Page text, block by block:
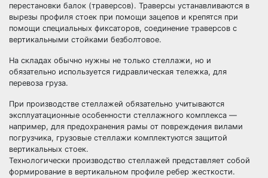
перестановки балок (траверсов). Траверсы устанавливаются в
вырезы профиля стоек при помощи зацепов и крепятся при
помощи специальных фиксаторов, соединение траверсов с
вертикальными стойками безболтовое.
На складах обычно нужны не только стеллажи, но и
обязательно используется гидравлическая тележка, для
перевоза груза.
При производстве стеллажей обязательно учитываются
эксплуатационные особенности стеллажного комплекса —
например, для предохранения рамы от повреждения вилами
погрузчика, грузовые стеллажи комплектуются защитой
вертикальных стоек.
Технологически производство стеллажей представляет собой
формирование в вертикальном профиле ребер жесткости.